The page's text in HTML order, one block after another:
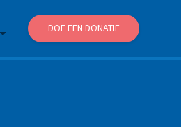
DOE EEN DONATIE